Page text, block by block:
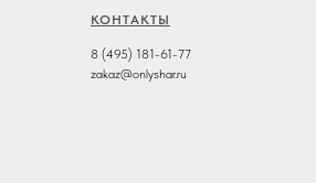
КОНТАКТЫ
8 (495) 181-61-77
zakaz@onlyshar.ru